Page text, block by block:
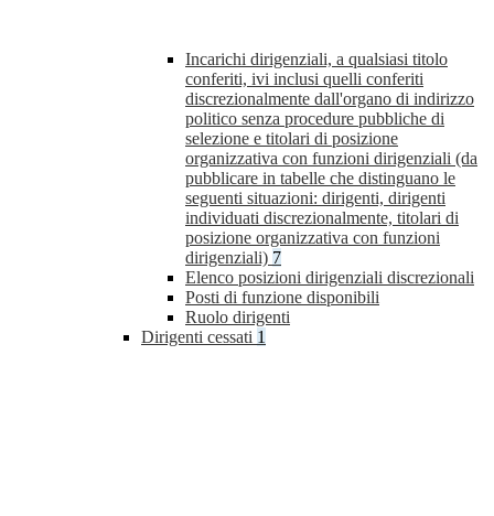
Incarichi dirigenziali, a qualsiasi titolo
conferiti, ivi inclusi quelli conferiti
discrezionalmente dall'organo di indirizzo
politico senza procedure pubbliche di
selezione e titolari di posizione
organizzativa con funzioni dirigenziali (da
pubblicare in tabelle che distinguano le
seguenti situazioni: dirigenti, dirigenti
individuati discrezionalmente, titolari di
posizione organizzativa con funzioni
dirigenziali) 7
Elenco posizioni dirigenziali discrezionali
Posti di funzione disponibili
Ruolo dirigenti
Dirigenti cessati 1